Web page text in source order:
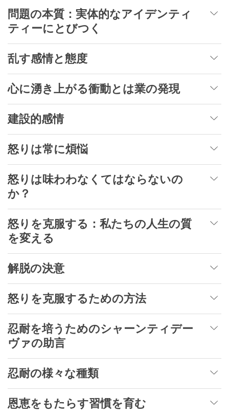
問題の本質：実体的なアイデンティ
ティーにとびつく
乱す感情と態度
心に湧き上がる衝動とは業の発現
建設的感情
怒りは常に煩悩
怒りは味わわなくてはならないの
か？
怒りを克服する：私たちの人生の質
を変える
解脱の決意
怒りを克服するための方法
忍耐を培うためのシャーンティデー
ヴァの助言
忍耐の様々な種類
恩恵をもたらす習慣を育む